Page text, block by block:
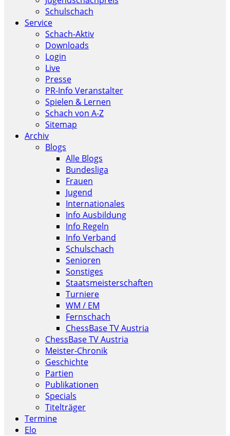
Schulschach
Service
Schach-Aktiv
Downloads
Login
Live
Presse
PR-Info Veranstalter
Spielen & Lernen
Schach von A-Z
Sitemap
Archiv
Blogs
Alle Blogs
Bundesliga
Frauen
Jugend
Internationales
Info Ausbildung
Info Regeln
Info Verband
Schulschach
Senioren
Sonstiges
Staatsmeisterschaften
Turniere
WM / EM
Fernschach
ChessBase TV Austria
ChessBase TV Austria
Meister-Chronik
Geschichte
Partien
Publikationen
Specials
Titelträger
Termine
Elo